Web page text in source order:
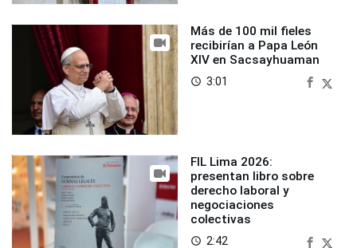
Más de 100 mil fieles
recibirían a Papa León
XIV en Sacsayhuaman
access_time 3:01
FIL Lima 2026:
presentan libro sobre
derecho laboral y
negociaciones
colectivas
access_time 2:42